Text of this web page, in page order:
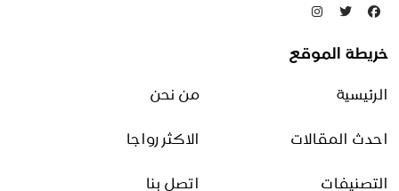
تدوينات عشوائية
خريطة الموقع
الرئيسية من نحن
احدث المقالات الاكثر رواجا
التصنيفات اتصل بنا